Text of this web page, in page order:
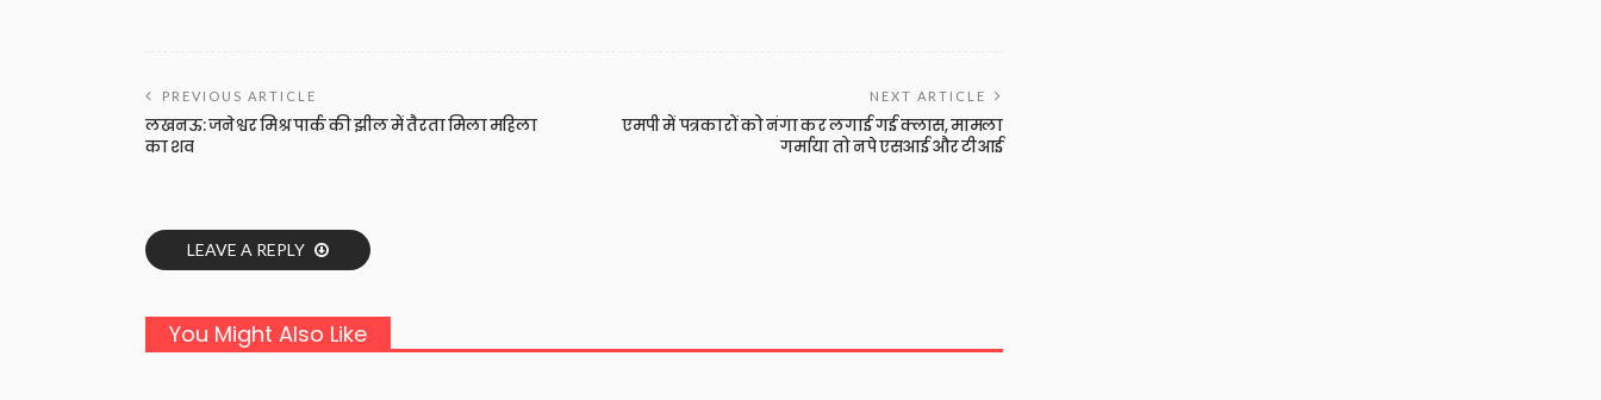
PREVIOUS ARTICLE
लखनऊ: जनेश्वर मिश्र पार्क की झील में तैरता मिला महिला
का शव
NEXT ARTICLE
एमपी में पत्रकारों को नंगा कर लगाई गई क्लास, मामला
गर्माया तो नपे एसआई और टीआई
LEAVE A REPLY
You Might Also Like